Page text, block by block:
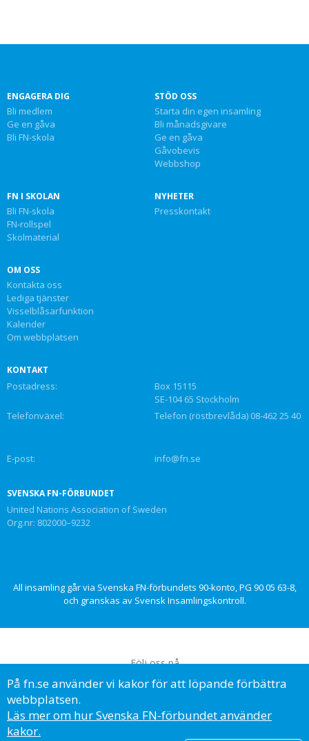
ENGAGERA DIG
Bli medlem
Ge en gåva
Bli FN-skola
STÖD OSS
Starta din egen insamling
Bli månadsgivare
Ge en gåva
Gåvobevis
Webbshop
FN I SKOLAN
Bli FN-skola
FN-rollspel
Skolmaterial
NYHETER
Presskontakt
OM OSS
Kontakta oss
Lediga tjänster
Visselblåsarfunktion
Kalender
Om webbplatsen
KONTAKT
Postadress:
Box 15115
SE-104 65 Stockholm
Telefonväxel:
Telefon (röstbrevlåda) 08-462 25 40
E-post: info@fn.se
SVENSKA FN-FÖRBUNDET
United Nations Association of Sweden
Org.nr: 802000–9232
All insamling går via Svenska FN-förbundets 90-konto, PG 90 05 63-8,
och granskas av Svensk Insamlingskontroll.
Följ oss på
© Svenska FN-förbundet, 2023
På fn.se använder vi kakor för att löpande förbättra
webbplatsen.
Läs mer om hur Svenska FN-förbundet använder
kakor.